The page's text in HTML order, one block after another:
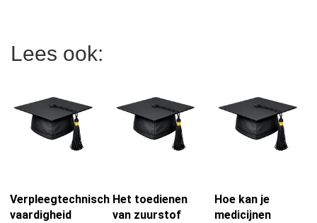
Lees ook:
Verpleegtechnische
vaardigheid
Het toedienen
van zuurstof
Hoe kan je
medicijnen